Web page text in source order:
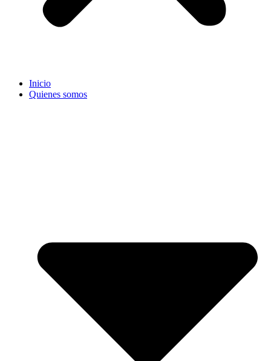
Inicio
Quienes somos